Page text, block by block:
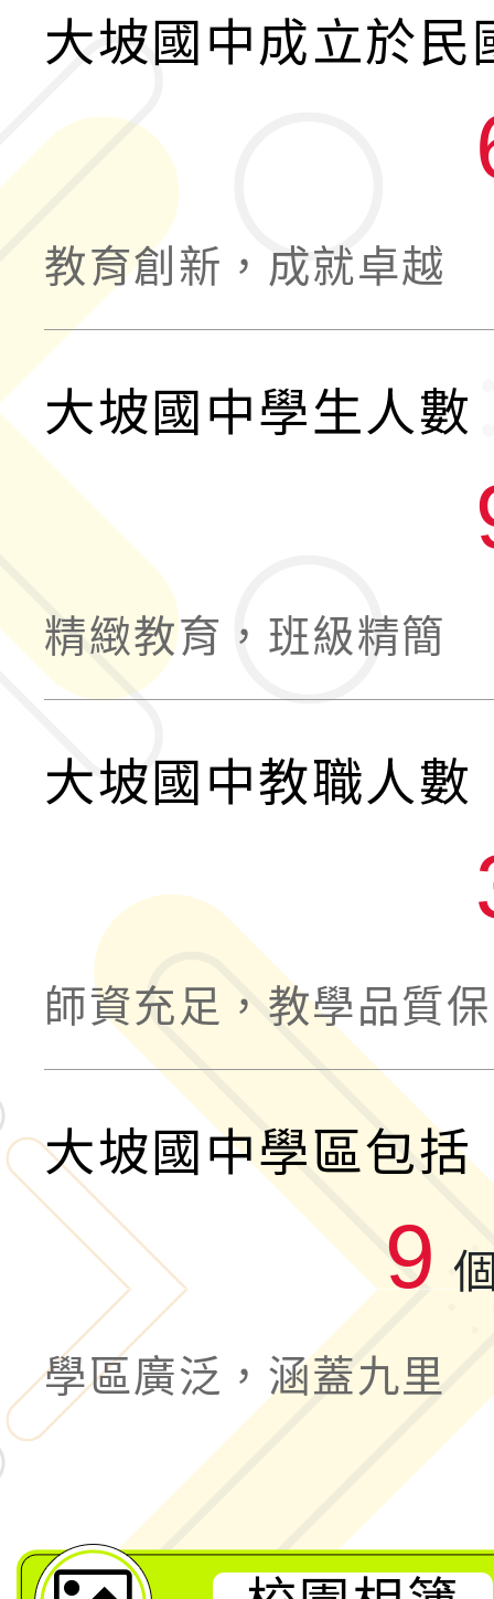
大坡國中成立於民
教育創新，成就卓越
大坡國中學生人數
精緻教育，班級精簡
大坡國中教職人數
師資充足，教學品質
大坡國中學區包括
9
學區廣泛，涵蓋九里